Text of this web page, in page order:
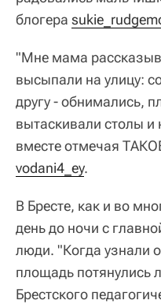
блогера
"Мне мама
высыпали на улицу:
другу - обнимались,
вытаскивали столы и
вместе отмечая
vodani4_ey.
В Бресте, как и во
день до ночи с
люди. "Когда узнали
площадь потянулись
Брестского